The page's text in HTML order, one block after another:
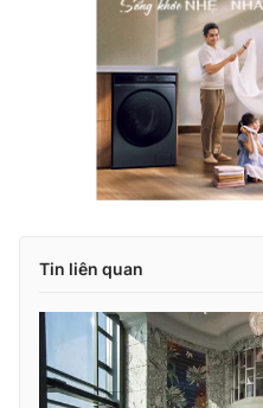
Tin liên quan